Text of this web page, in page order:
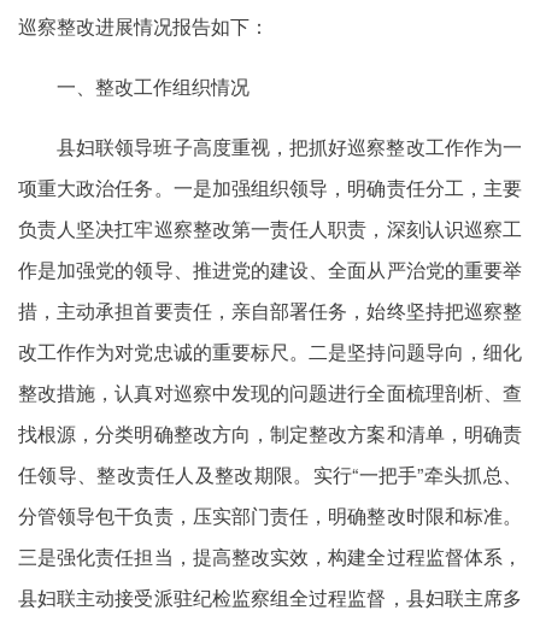
巡察整改进展情况报告如下：
一、整改工作组织情况
县妇联领导班子高度重视，把抓好巡察整改工作作为一
项重大政治任务。一是加强组织领导，明确责任分工，主要
负责人坚决扛牢巡察整改第一责任人职责，深刻认识巡察工
作是加强党的领导、推进党的建设、全面从严治党的重要举
措，主动承担首要责任，亲自部署任务，始终坚持把巡察整
改工作作为对党忠诚的重要标尺。二是坚持问题导向，细化
整改措施，认真对巡察中发现的问题进行全面梳理剖析、查
找根源，分类明确整改方向，制定整改方案和清单，明确责
任领导、整改责任人及整改期限。实行“一把手”牵头抓总、
分管领导包干负责，压实部门责任，明确整改时限和标准。
三是强化责任担当，提高整改实效，构建全过程监督体系，
县妇联主动接受派驻纪检监察组全过程监督，县妇联主席多